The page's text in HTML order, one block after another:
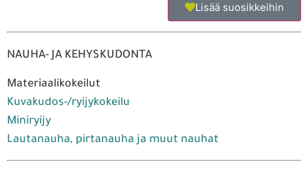
Lisää suosikkeihin
NAUHA- JA KEHYSKUDONTA
Materiaalikokeilut
Kuvakudos-/ryijykokeilu
Miniryijy
Lautanauha, pirtanauha ja muut nauhat